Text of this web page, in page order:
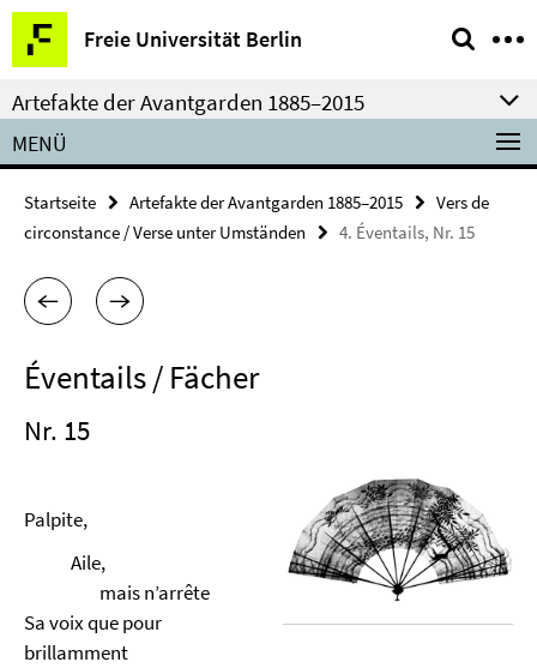
Springe
direkt
zu
Inhalt
Freie Universität Berlin
Service-
Navigation
Artefakte der Avantgarden 1885­–2015
MENÜ
Startseite Artefakte der Avantgarden 1885­–2015
Vers de
circonstance / Verse unter Umständen
4. Éventails, Nr. 15
Éventails / Fächer
Nr. 15
Palpite,
Aile,
mais n’arrête
Sa voix que pour
brillamment